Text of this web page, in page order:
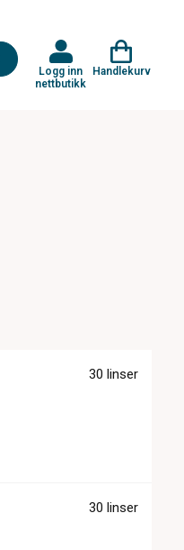
Logg inn
nettbutikk
Handlekurv
30 linser
30 linser